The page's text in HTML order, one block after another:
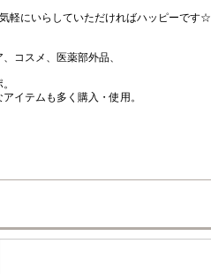
軽にいらしていただければハッピーです☆
コスメ、医薬部外品、
イテムも多く購入・使用。